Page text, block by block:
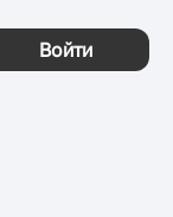
Войти